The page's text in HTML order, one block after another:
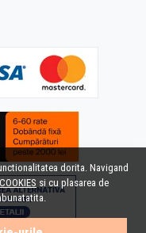
dorita. Navigand
si cu plasarea de